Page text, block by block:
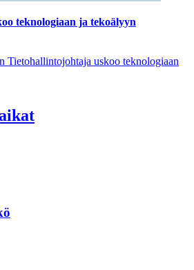
teknologiaan ja tekoälyyn
Tietohallintojohtaja uskoo teknologiaan